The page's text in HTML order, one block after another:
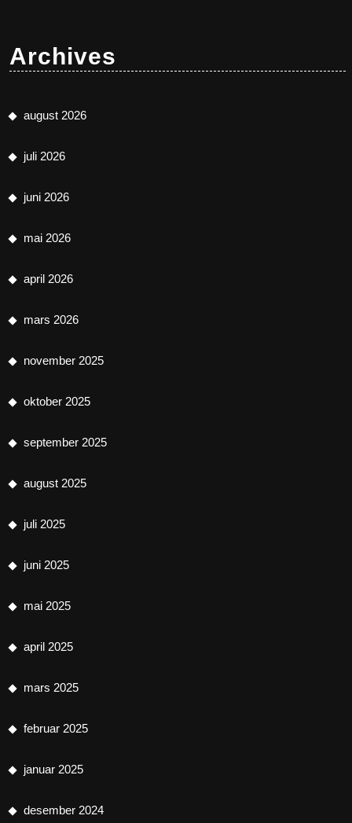
Archives
august 2026
juli 2026
juni 2026
mai 2026
april 2026
mars 2026
november 2025
oktober 2025
september 2025
august 2025
juli 2025
juni 2025
mai 2025
april 2025
mars 2025
februar 2025
januar 2025
desember 2024